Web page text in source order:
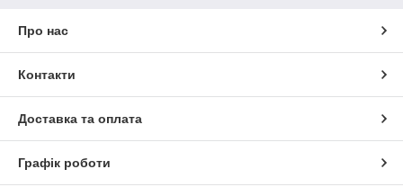
Про нас
Контакти
Доставка та оплата
Графік роботи